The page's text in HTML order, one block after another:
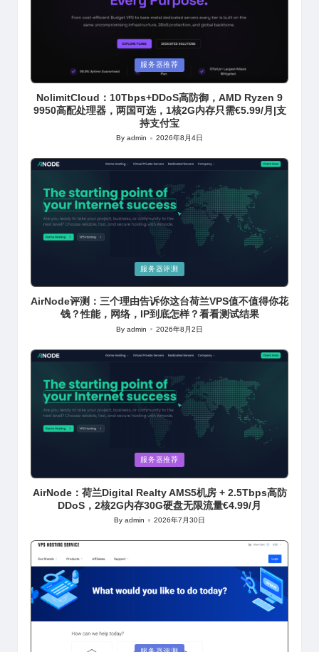
服务器推荐
NolimitCloud：10Tbps+DDoS高防御，AMD Ryzen 9
9950高配处理器，两国可选，1核2G内存只需€5.99/月|支
持支付宝
Posted
Byadmin 2026年8月4日
服务器评测
AirNode评测：三个理由告诉你这台荷兰VPS值不值得你花
钱？性能，网络，IP到底怎样？看看测试结果
Posted
Byadmin 2026年8月2日
服务器推荐
AirNode：荷兰Digital Realty AMS5机房 + 2.5Tbps高防
DDoS，2核2G内存30G硬盘无限流量€4.99/月
Posted
Byadmin 2026年7月30日